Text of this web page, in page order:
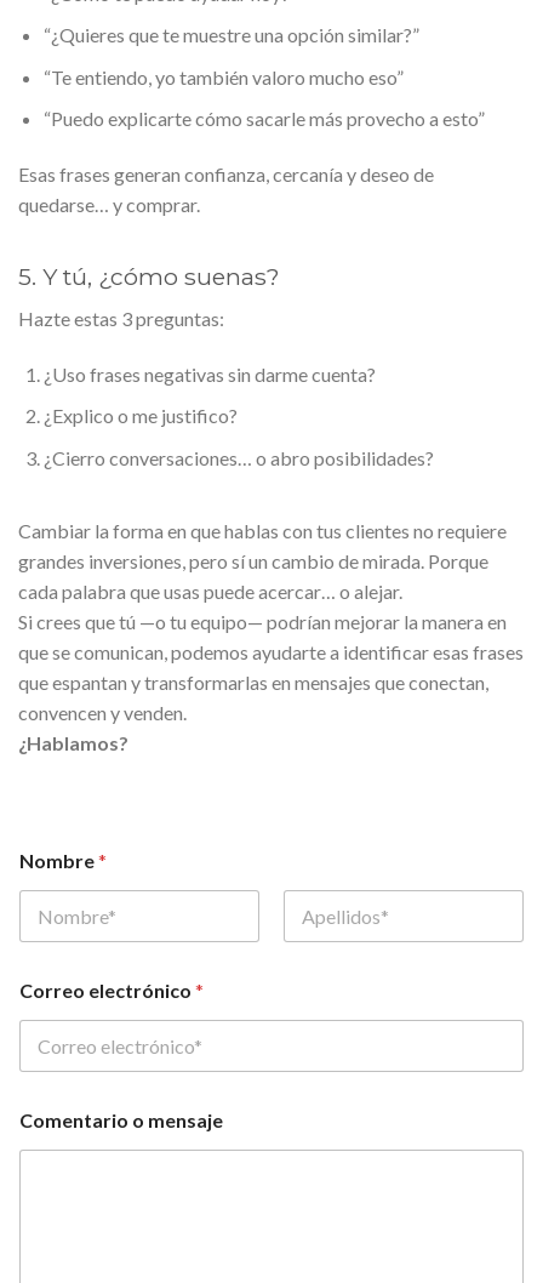
“¿Quieres que te muestre una opción similar?”
“Te entiendo, yo también valoro mucho eso”
“Puedo explicarte cómo sacarle más provecho a esto”
Esas frases generan confianza, cercanía y deseo de
quedarse… y comprar.
5. Y tú, ¿cómo suenas?
Hazte estas 3 preguntas:
¿Uso frases negativas sin darme cuenta?
¿Explico o me justifico?
¿Cierro conversaciones… o abro posibilidades?
Cambiar la forma en que hablas con tus clientes no requiere
grandes inversiones, pero sí un cambio de mirada. Porque
cada palabra que usas puede acercar… o alejar.
Si crees que tú —o tu equipo— podrían mejorar la manera en
que se comunican, podemos ayudarte a identificar esas frases
que espantan y transformarlas en mensajes que conectan,
convencen y venden.
¿Hablamos?
Nombre*
Correo electrónico *
Comentario o mensaje